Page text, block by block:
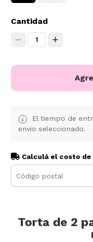
Cantidad
1
El tiempo de
envio seleccionado.
Calculá el costo de
Torta de 2